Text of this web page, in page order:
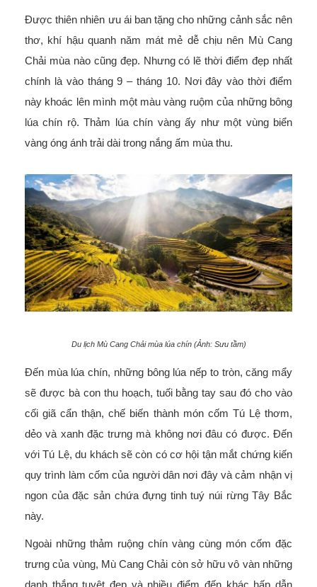
Được thiên nhiên ưu ái ban tặng cho những cảnh sắc nên
thơ, khí hậu quanh năm mát mẻ dễ chịu nên Mù Cang
Chải mùa nào cũng đẹp. Nhưng có lẽ thời điểm đẹp nhất
chính là vào tháng 9 – tháng 10. Nơi đây vào thời điểm
này khoác lên mình một màu vàng ruộm của những bông
lúa chín rộ. Thảm lúa chín vàng ấy như một vùng biển
vàng óng ánh trải dài trong nắng ấm mùa thu.
Du lịch Mù Cang Chải mùa lúa chín (Ảnh: Sưu tầm)
Đến mùa lúa chín, những bông lúa nếp to tròn, căng mẩy
sẽ được bà con thu hoạch, tuối bằng tay sau đó cho vào
cối giã cẩn thận, chế biến thành món cốm Tú Lệ thơm,
dẻo và xanh đặc trưng mà không nơi đâu có được. Đến
với Tú Lệ, du khách sẽ còn có cơ hội tận mắt chứng kiến
quy trình làm cốm của người dân nơi đây và cảm nhận vị
ngon của đặc sản chứa đựng tinh tuý núi rừng Tây Bắc
này.
Ngoài những thảm ruộng chín vàng cùng món cốm đặc
trưng của vùng, Mù Cang Chải còn sở hữu vô vàn những